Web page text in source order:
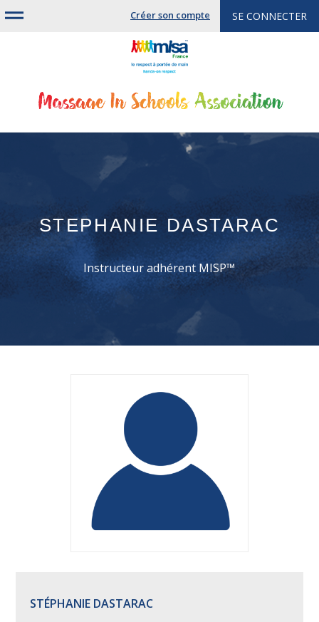
Jump
Créer son compte SE CONNECTER
STEPHANIE DASTARAC
Instructeur adhérent MISP™
STÉPHANIE DASTARAC